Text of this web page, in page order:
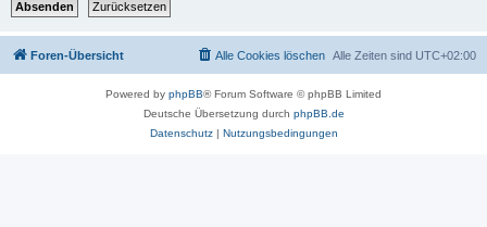
Foren-Übersicht Alle Zeiten sind UTC+02:00
Alle Cookies löschen
Powered by phpBB® Forum Software © phpBB Limited
Deutsche Übersetzung durch phpBB.de
Datenschutz| Nutzungsbedingungen